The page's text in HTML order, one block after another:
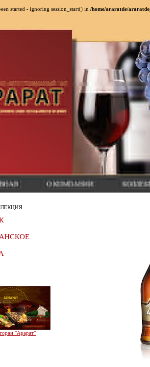
started - ignoring session_start() in /home/araratde/
"Арарат"